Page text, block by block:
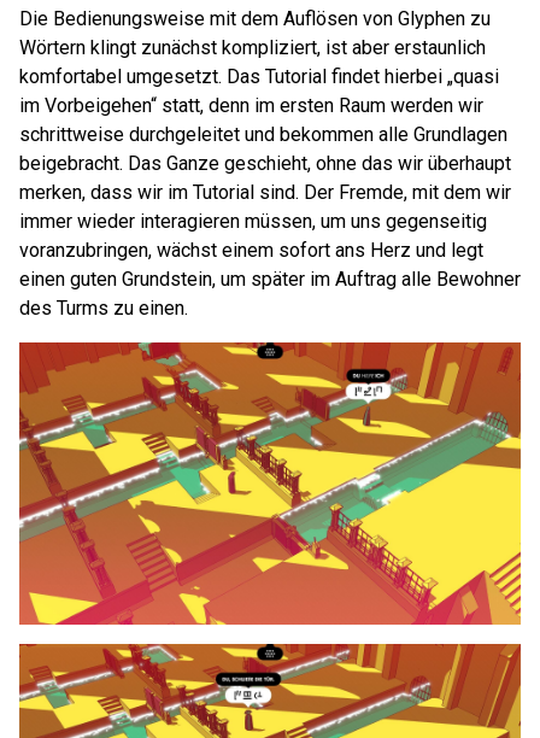
Die Bedienungsweise mit dem Auflösen von Glyphen zu
Wörtern klingt zunächst kompliziert, ist aber erstaunlich
komfortabel umgesetzt. Das Tutorial findet hierbei „quasi
im Vorbeigehen“ statt, denn im ersten Raum werden wir
schrittweise durchgeleitet und bekommen alle Grundlagen
beigebracht. Das Ganze geschieht, ohne das wir überhaupt
merken, dass wir im Tutorial sind. Der Fremde, mit dem wir
immer wieder interagieren müssen, um uns gegenseitig
voranzubringen, wächst einem sofort ans Herz und legt
einen guten Grundstein, um später im Auftrag alle Bewohner
des Turms zu einen.